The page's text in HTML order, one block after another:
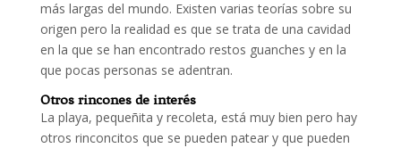
más largas del mundo. Existen varias teorías sobre su
origen pero la realidad es que se trata de una cavidad
en la que se han encontrado restos guanches y en la
que pocas personas se adentran.
Otros rincones de interés
La playa, pequeñita y recoleta, está muy bien pero hay
otros rinconcitos que se pueden patear y que pueden